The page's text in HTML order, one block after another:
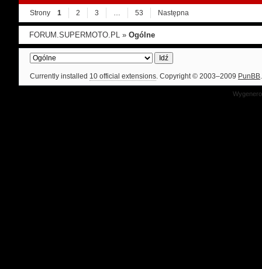
Strony 1 2 3 53 Następna
FORUM.SUPERMOTO.PL »Ogólne
Currently installed 10 official extensions . Copyright © 2003–2009 PunBB